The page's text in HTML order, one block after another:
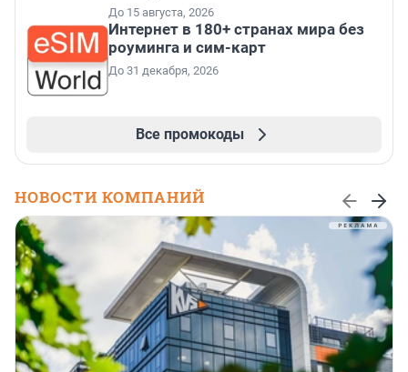
До 15 августа, 2026
Интернет в 180+ странах мира без
роуминга и сим-карт
До 31 декабря, 2026
Все промокоды
НОВОСТИ КОМПАНИЙ